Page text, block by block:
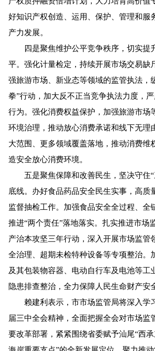
好知识产权创造、运用、保护、管理和服
产力发展。
四是聚焦维护公平竞争秩序，切实提
平。强化计量检定，持续开展市场交易缺
强旅游市场、新业态等领域的监管执法，
拳”行动，加大反不正当竞争执法力度，
行为。强化消费权益保护，加强旅游市场
环境治理，推动放心消费承诺和线下无理
大范围、更多领域覆盖落地，推动消费维
造安全放心消费环境。
五是聚焦保障和改善民生，坚决守住“
底线。办好食品药品安全民生实事，高质
监督抽检工作。加强食品安全全过程、全
推进“两个责任”落地落实。扎实推进市场
产治本攻坚三年行动，深入开展市场监管
全治理、超期未检特种设备等专项整治。
及其包装物容器、电动自行车及电池等工
隐患排查整治，全力保障人民生命财产安
赖建利表示，市市场监管局将深入学
届三中全会精神，全面把握全会对市场监
要改革部署，紧紧围绕省委赋予汕尾“西